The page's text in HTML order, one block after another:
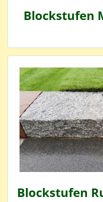
Blockstufen
Blockstufen